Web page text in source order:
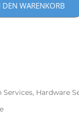
DEN WARENKORB
Services, Hardware